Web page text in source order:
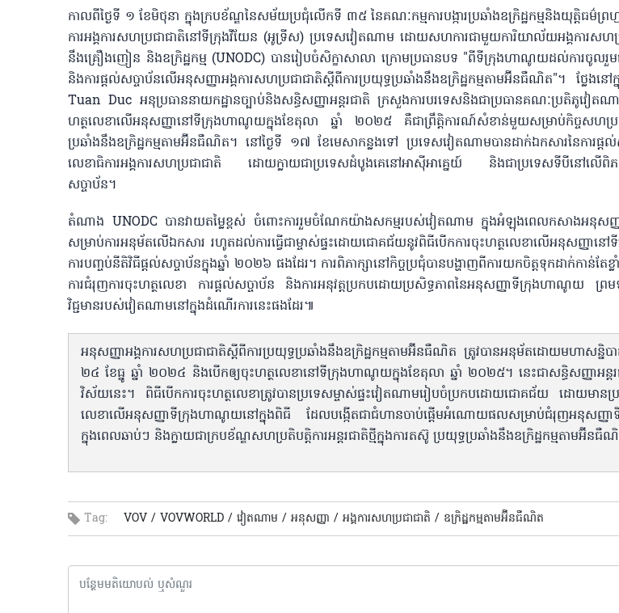
កាលពីថ្ងៃទី ១ ខែមិថុនា ក្នុងក្របខ័ណ្ឌនៃសម័យប្រជុំលើកទី ៣៥ នៃគណៈកម្មការបង្ការប្រឆាំងឧក្រិដ្ឋកម្មនិងយុត្តិធម៌ព្
ការអង្គការសហប្រជាជាតិនៅទីក្រុងវីយែន (អូទ្រីស) ប្រទេសវៀតណាម ដោយសហការជាមួយការិយាល័យអង្គការសហប្រ
នឹងគ្រឿងញៀន និងឧក្រិដ្ឋកម្ម (UNODC) បានរៀបចំសិក្ខាសាលា ក្រោមប្រធានបទ "ពីទីក្រុងហាណូយដល់ការចូលរួ
និងការផ្តល់សច្ចាប័នលើអនុសញ្ញាអង្គការសហប្រជាជាតិស្ដីពីការប្រយុទ្ធប្រឆាំងនឹងឧក្រិដ្ឋកម្មតាមអ៊ីនធឺណិត"។ ថ្លែង
Tuan Duc អនុប្រធាននាយកដ្ឋានច្បាប់និងសន្ធិសញ្ញាអន្តរជាតិ ក្រសួងការបរទេសនិងជាប្រធានគណៈប្រតិភូវៀតណ
ហត្ថលេខាលើអនុសញ្ញានៅទីក្រុងហាណូយក្នុងខែតុលា ឆ្នាំ ២០២៥ គឺជាព្រឹត្តិការណ៍សំខាន់មួយសម្រាប់កិច្ចសហប្រតិប
ប្រឆាំងនឹងឧក្រិដ្ឋកម្មតាមអ៊ីនធឺណិត។ នៅថ្ងៃទី ១៧ ខែមេសាកន្លងទៅ ប្រទេសវៀតណាមបានដាក់ឯកសារនៃការផ្ត
លេខាធិការអង្គការសហប្រជាជាតិ ដោយក្លាយជាប្រទេសដំបូងគេនៅអាស៊ីអាគ្នេយ៍ និងជាប្រទេសទីបីនៅលើពិ
សច្ចាប័ន។
តំណាង UNODC បានវាយតម្លៃខ្ពស់ ចំពោះការរួមចំណែកយ៉ាងសកម្មរបស់វៀតណាម ក្នុងអំឡុងពេលកសាងអនុសញ្ញ
សម្រាប់ការអនុម័តលើឯកសារ រហូតដល់ការធ្វើជាម្ចាស់ផ្ទះដោយជោគជ័យនូវពិធីបើកការចុះហត្ថលេខាលើអនុសញ្ញា
ការបញ្ចប់នីតិវិធីផ្តល់សច្ចាប័នក្នុងឆ្នាំ ២០២៦ ផងដែរ។ ការពិភាក្សានៅកិច្ចប្រជុំបានបង្ហាញពីការយកចិត្តទុកដាក់កាន់ត
ការជំរុញការចុះហត្ថលេខា ការផ្តល់សច្ចាប័ន និងការអនុវត្តប្រកបដោយប្រសិទ្ធភាពនៃអនុសញ្ញាទីក្រុងហាណូយ ព្
វិជ្ជមានរបស់វៀតណាមនៅក្នុងដំណើរការនេះផងដែរ៕
អនុសញ្ញាអង្គការសហប្រជាជាតិស្ដីពីការប្រយុទ្ធប្រឆាំងនឹងឧក្រិដ្ឋកម្មតាមអ៊ីនធឺណិត ត្រូវបានអនុម័តដោយមហាសន្និបា
២៤ ខែធ្នូ ឆ្នាំ ២០២៤ និងបើកឲ្យចុះហត្ថលេខានៅទីក្រុងហាណូយក្នុងខែតុលា ឆ្នាំ ២០២៥។ នេះជាសន្ធិសញ្ញាអន្
វិស័យនេះ។ ពិធីបើកការចុះហត្ថលេខាត្រូវបានប្រទេសម្ចាស់ផ្ទះវៀតណាមរៀបចំប្រកបដោយជោគជ័យ ដោយមា
លេខាលើអនុសញ្ញាទីក្រុងហាណូយនៅក្នុងពិធី ដែលបង្កើតជាជំហានចាប់ផ្តើមអំណោយផលសម្រាប់ជំរុញអនុសញ្ញ
ក្នុងពេលឆាប់ៗ និងក្លាយជាក្របខ័ណ្ឌសហប្រតិបត្តិការអន្តរជាតិថ្មីក្នុងការតស៊ូ ប្រយុទ្ធប្រឆាំងនឹងឧក្រិដ្ឋកម្មតាមអ៊ីនធឺ
Tag: VOV / VOVWORLD / វៀតណាម / អនុសញ្ញា / អង្គការសហប្រជាជាតិ / ឧក្រិដ្ឋកម្មតាមអ៊ីនធឺណិត